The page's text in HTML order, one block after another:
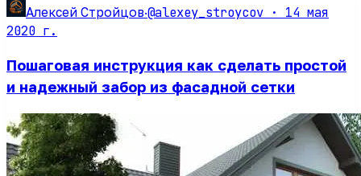
Алексей Стройцов·@alexey_stroycov · 14 мая
2020 г.
Пошаговая инструкция как сделать простой
и надежный забор из фасадной сетки